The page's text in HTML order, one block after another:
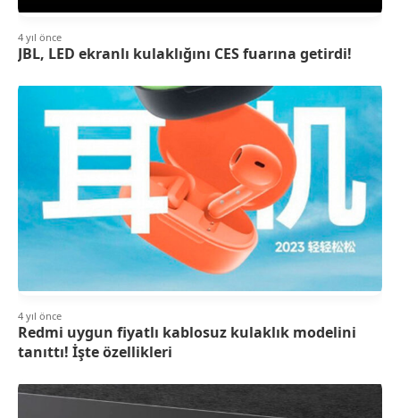
4 yıl önce
JBL, LED ekranlı kulaklığını CES fuarına getirdi!
4 yıl önce
Redmi uygun fiyatlı kablosuz kulaklık modelini
tanıttı! İşte özellikleri